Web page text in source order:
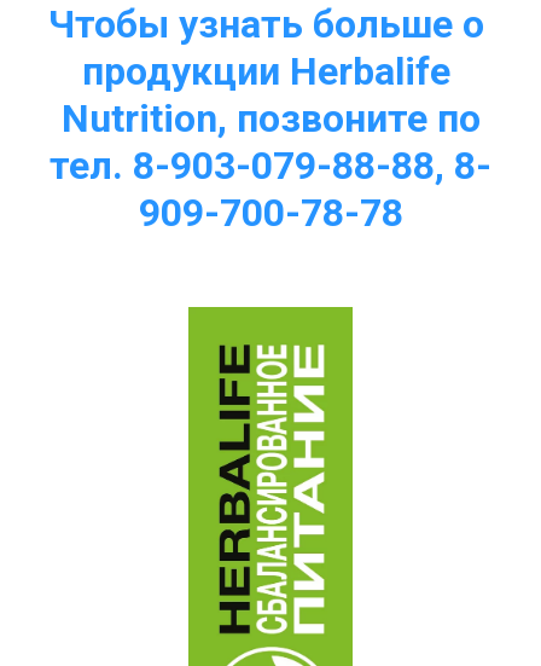
Чтобы узнать больше о
продукции Herbalife
Nutrition, позвоните по
тел. 8-903-079-88-88, 8-
909-700-78-78